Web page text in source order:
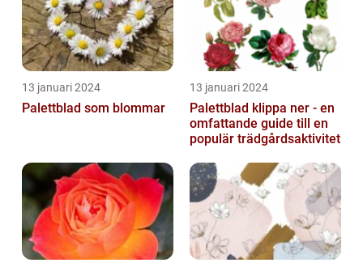
13 januari 2024
Palettblad som blommar
13 januari 2024
Palettblad klippa ner - en
omfattande guide till en
populär trädgårdsaktivitet